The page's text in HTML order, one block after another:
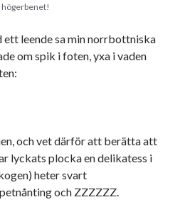
högerbenet!
ett leende sa min norrbottniska
om spik i foten, yxa i vaden
och vet därför att berätta att
lyckats plocka en delikatess i
heter svart
och ZZZZZZ.